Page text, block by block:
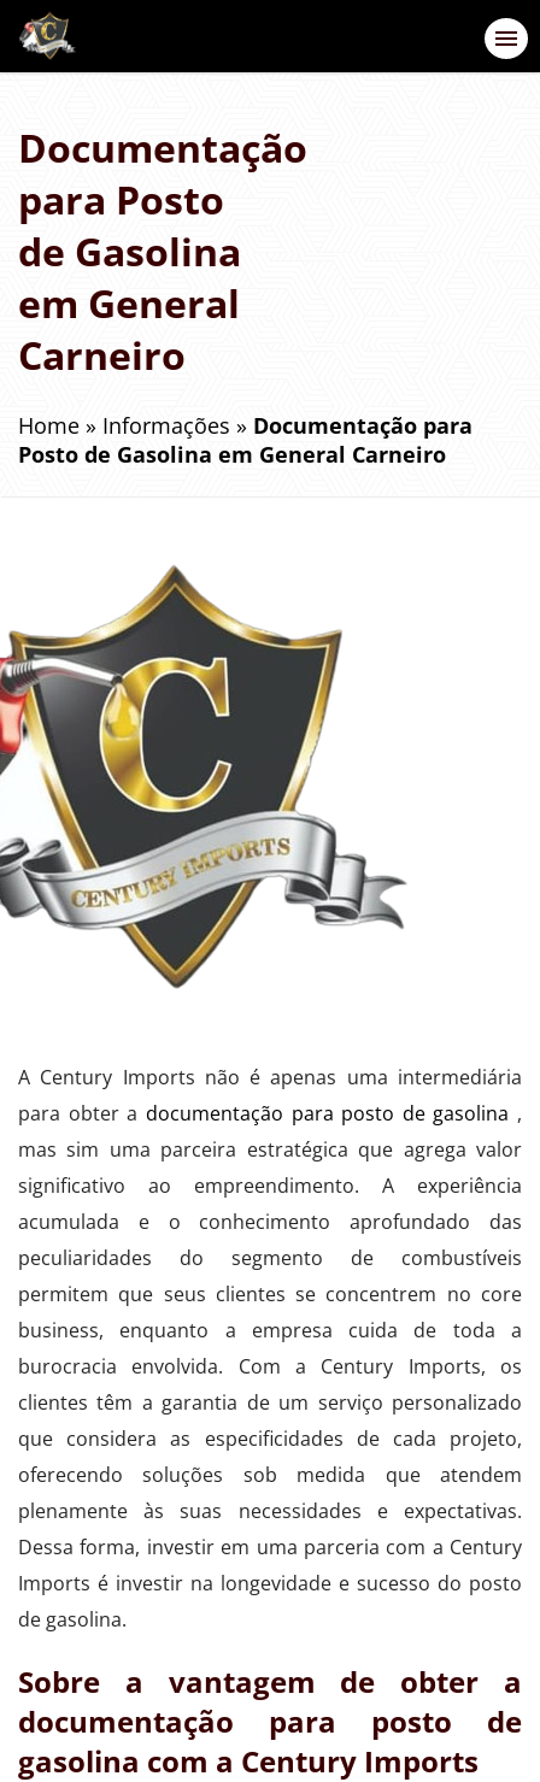
Documentação
para Posto
de Gasolina
em General
Carneiro
Home » Informações » Documentação para
Posto de Gasolina em General Carneiro
A Century Imports não é apenas uma intermediária
para obter a documentação para posto de gasolina ,
mas sim uma parceira estratégica que agrega valor
significativo ao empreendimento. A experiência
acumulada e o conhecimento aprofundado das
peculiaridades do segmento de combustíveis
permitem que seus clientes se concentrem no core
business, enquanto a empresa cuida de toda a
burocracia envolvida. Com a Century Imports, os
clientes têm a garantia de um serviço personalizado
que considera as especificidades de cada projeto,
oferecendo soluções sob medida que atendem
plenamente às suas necessidades e expectativas.
Dessa forma, investir em uma parceria com a Century
Imports é investir na longevidade e sucesso do posto
de gasolina.
Sobre a vantagem de obter a
documentação para posto de
gasolina com a Century Imports